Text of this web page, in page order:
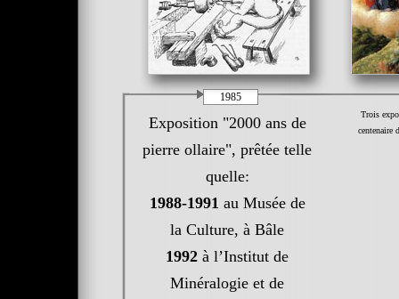
1985
Exposition "2000 ans de
pierre ollaire", prêtée telle
quelle:
1988-1991 au Musée de
la Culture, à Bâle
1992 à l’Institut de
Minéralogie et de
Trois
centenaire